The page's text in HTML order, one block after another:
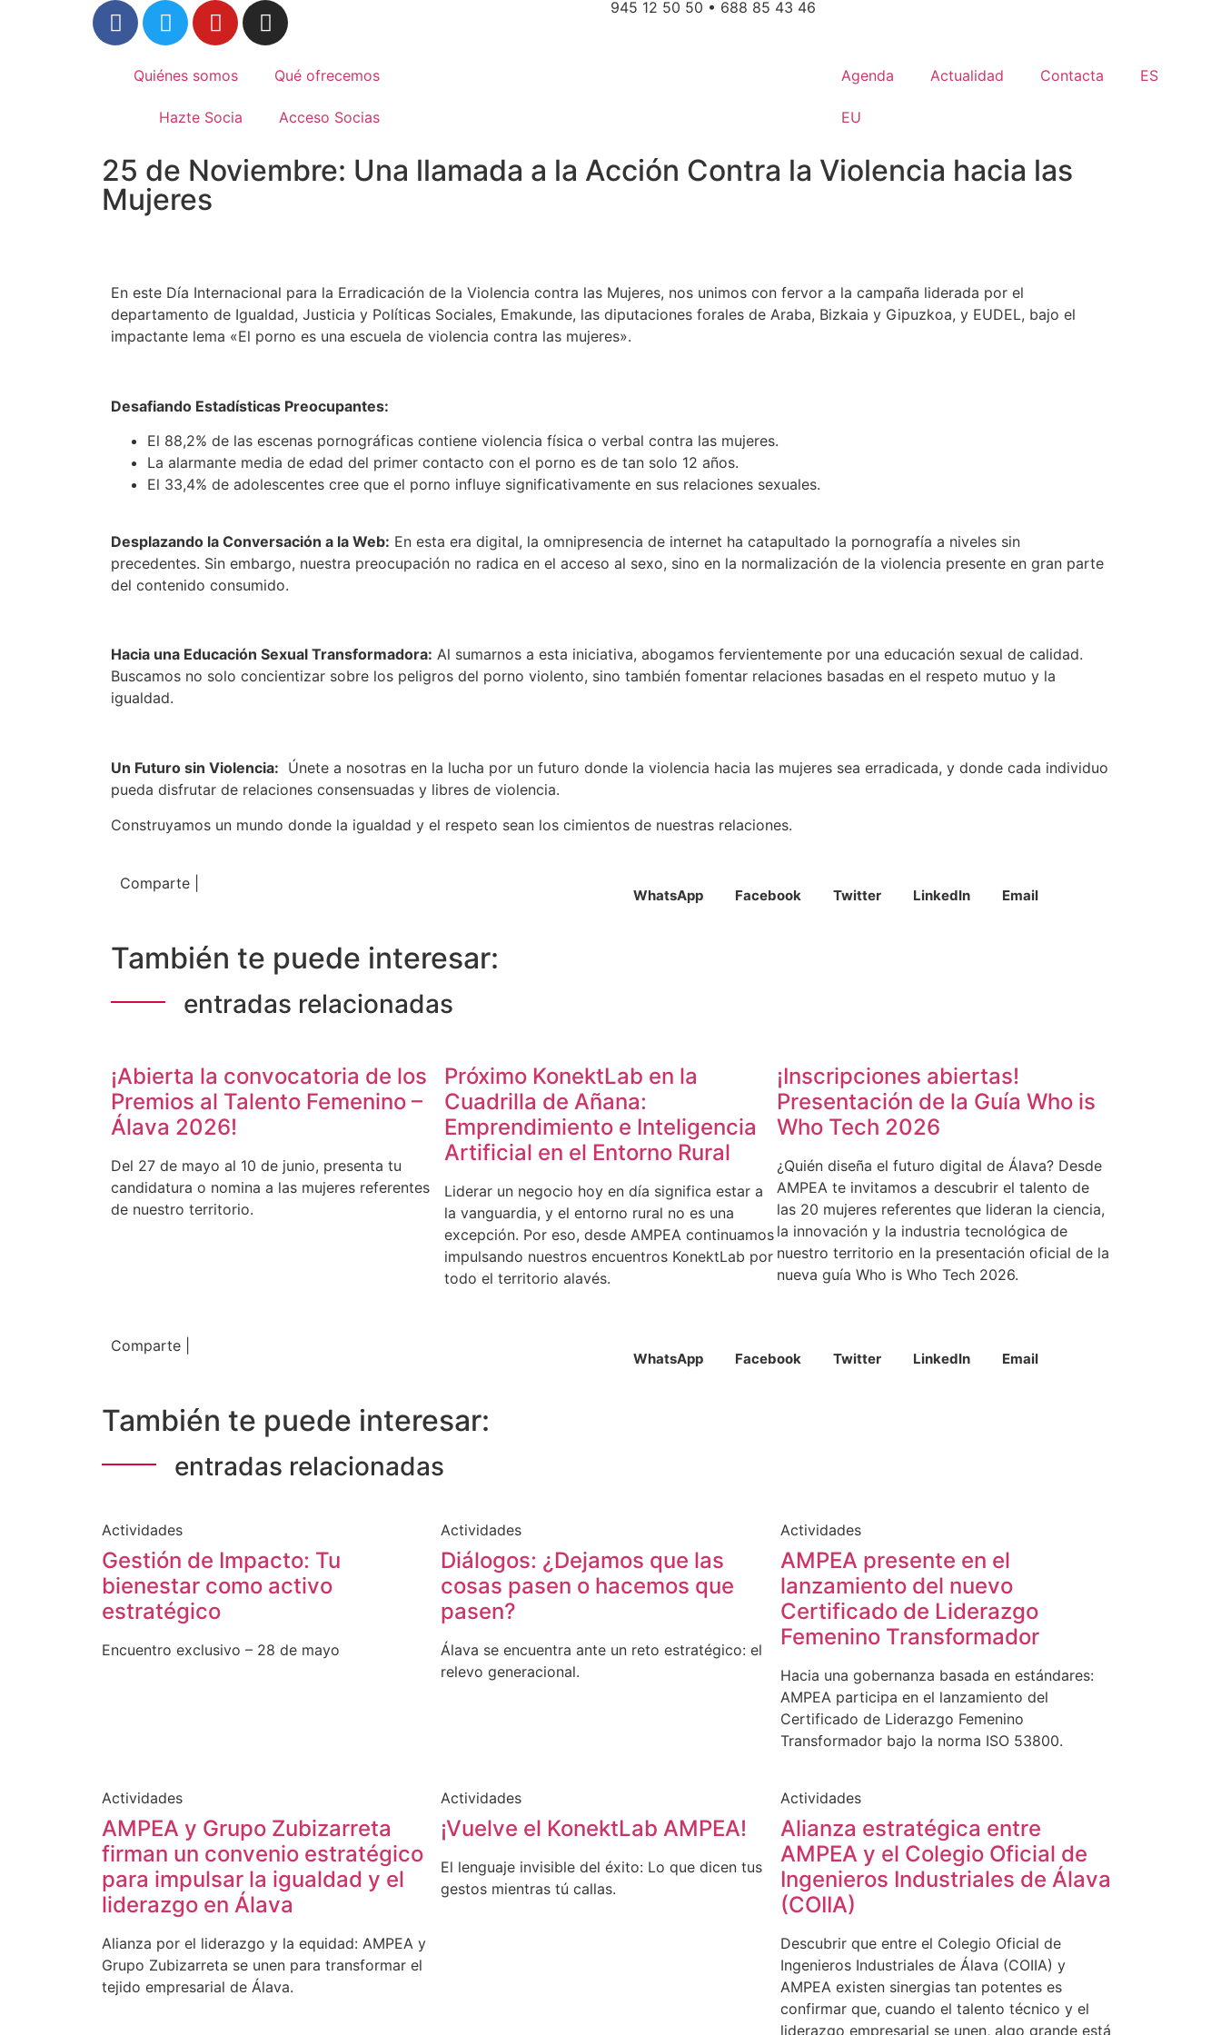
945 12 50 50 • 688 85 43 46
Quiénes somos Qué ofrecemos
Hazte Socia Acceso Socias
Agenda Actualidad Contacta ES
EU
25 de Noviembre: Una llamada a la Acción Contra la Violencia hacia las
Mujeres
En este Día Internacional para la Erradicación de la Violencia contra las Mujeres, nos unimos con fervor a la campaña liderada por el
departamento de Igualdad, Justicia y Políticas Sociales, Emakunde, las diputaciones forales de Araba, Bizkaia y Gipuzkoa, y EUDEL, bajo el
impactante lema «El porno es una escuela de violencia contra las mujeres».
Desafiando Estadísticas Preocupantes:
El 88,2% de las escenas pornográficas contiene violencia física o verbal contra las mujeres.
La alarmante media de edad del primer contacto con el porno es de tan solo 12 años.
El 33,4% de adolescentes cree que el porno influye significativamente en sus relaciones sexuales.
Desplazando la Conversación a la Web: En esta era digital, la omnipresencia de internet ha catapultado la pornografía a niveles sin
precedentes. Sin embargo, nuestra preocupación no radica en el acceso al sexo, sino en la normalización de la violencia presente en gran parte
del contenido consumido.
Hacia una Educación Sexual Transformadora: Al sumarnos a esta iniciativa, abogamos fervientemente por una educación sexual de calidad.
Buscamos no solo concientizar sobre los peligros del porno violento, sino también fomentar relaciones basadas en el respeto mutuo y la
igualdad.
Un Futuro sin Violencia: Únete a nosotras en la lucha por un futuro donde la violencia hacia las mujeres sea erradicada, y donde cada individuo
pueda disfrutar de relaciones consensuadas y libres de violencia.
Construyamos un mundo donde la igualdad y el respeto sean los cimientos de nuestras relaciones.
Comparte |
WhatsApp Facebook Twitter LinkedIn Email
También te puede interesar:
entradas relacionadas
¡Abierta la convocatoria de los
Premios al Talento Femenino –
Álava 2026!
Del 27 de mayo al 10 de junio, presenta tu
candidatura o nomina a las mujeres referentes
de nuestro territorio.
Próximo KonektLab en la
Cuadrilla de Añana:
Emprendimiento e Inteligencia
Artificial en el Entorno Rural
Liderar un negocio hoy en día significa estar a
la vanguardia, y el entorno rural no es una
excepción. Por eso, desde AMPEA continuamos
impulsando nuestros encuentros KonektLab por
todo el territorio alavés.
¡Inscripciones abiertas!
Presentación de la Guía Who is
Who Tech 2026
¿Quién diseña el futuro digital de Álava? Desde
AMPEA te invitamos a descubrir el talento de
las 20 mujeres referentes que lideran la ciencia,
la innovación y la industria tecnológica de
nuestro territorio en la presentación oficial de la
nueva guía Who is Who Tech 2026.
Comparte |
WhatsApp Facebook Twitter LinkedIn Email
También te puede interesar:
entradas relacionadas
Actividades
Gestión de Impacto: Tu
bienestar como activo
estratégico
Encuentro exclusivo – 28 de mayo
Actividades
Diálogos: ¿Dejamos que las
cosas pasen o hacemos que
pasen?
Álava se encuentra ante un reto estratégico: el
relevo generacional.
Actividades
AMPEA presente en el
lanzamiento del nuevo
Certificado de Liderazgo
Femenino Transformador
Hacia una gobernanza basada en estándares:
AMPEA participa en el lanzamiento del
Certificado de Liderazgo Femenino
Transformador bajo la norma ISO 53800.
Actividades
AMPEA y Grupo Zubizarreta
firman un convenio estratégico
para impulsar la igualdad y el
liderazgo en Álava
Alianza por el liderazgo y la equidad: AMPEA y
Grupo Zubizarreta se unen para transformar el
tejido empresarial de Álava.
Actividades
¡Vuelve el KonektLab AMPEA!
El lenguaje invisible del éxito: Lo que dicen tus
gestos mientras tú callas.
Actividades
Alianza estratégica entre
AMPEA y el Colegio Oficial de
Ingenieros Industriales de Álava
(COIIA)
Descubrir que entre el Colegio Oficial de
Ingenieros Industriales de Álava (COIIA) y
AMPEA existen sinergias tan potentes es
confirmar que, cuando el talento técnico y el
liderazgo empresarial se unen, algo grande está